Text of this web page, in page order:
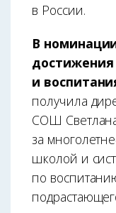
в России.
В
достижения
и
получила
СОШ
за
школой и
по